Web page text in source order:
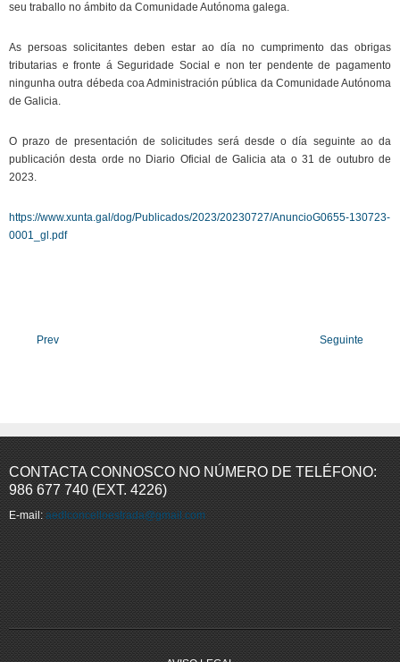
seu traballo no ámbito da Comunidade Autónoma galega.
As persoas solicitantes deben estar ao día no cumprimento das obrigas
tributarias e fronte á Seguridade Social e non ter pendente de pagamento
ningunha outra débeda coa Administración pública da Comunidade Autónoma
de Galicia.
O prazo de presentación de solicitudes será desde o día seguinte ao da
publicación desta orde no Diario Oficial de Galicia ata o 31 de outubro de
2023.
https://www.xunta.gal/dog/Publicados/2023/20230727/AnuncioG0655-130723-
0001_gl.pdf
Prev Seguinte
CONTACTA CONNOSCO NO NÚMERO DE TELÉFONO:
986 677 740 (EXT. 4226)
E-mail: aedlconcelloestrada@gmail.com